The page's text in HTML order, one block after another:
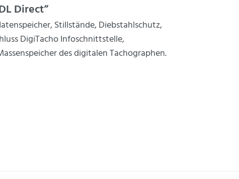
Direct“
Stillstände, Diebstahlschutz,
DigiTacho Infoschnittstelle,
des digitalen Tachographen.